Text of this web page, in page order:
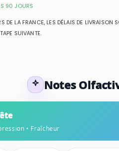
90 JOURS
DE LA FRANCE, LES DÉLAIS DE LIVRAISON
SUIVANTE.
Notes
• Fraîcheur